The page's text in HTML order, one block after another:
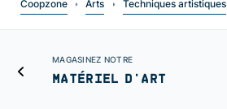
Coopzone Arts Techniques artistiques
MAGASINEZ NOTRE
MATÉRIEL D'ART